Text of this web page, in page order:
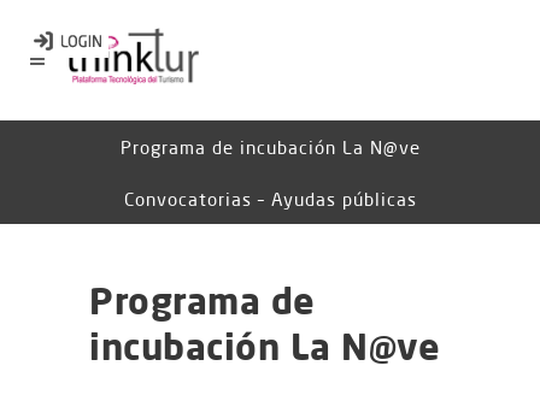
Programa de incubación La N@ve
Convocatorias – Ayudas públicas
Programa de
incubación La N@ve